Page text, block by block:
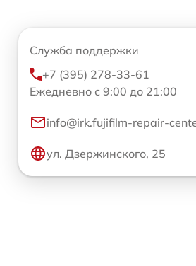
Служба поддержки
+7 (395) 278-33-61
Ежедневно с 9:00 до 21:00
info@irk.fujifilm-repair-
ул. Дзержинского, 25